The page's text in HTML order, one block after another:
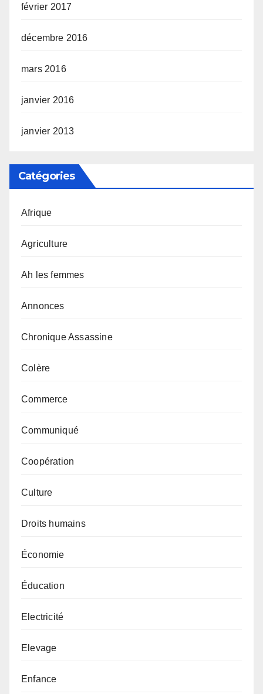
février 2017
décembre 2016
mars 2016
janvier 2016
janvier 2013
Catégories
Afrique
Agriculture
Ah les femmes
Annonces
Chronique Assassine
Colère
Commerce
Communiqué
Coopération
Culture
Droits humains
Économie
Éducation
Electricité
Elevage
Enfance